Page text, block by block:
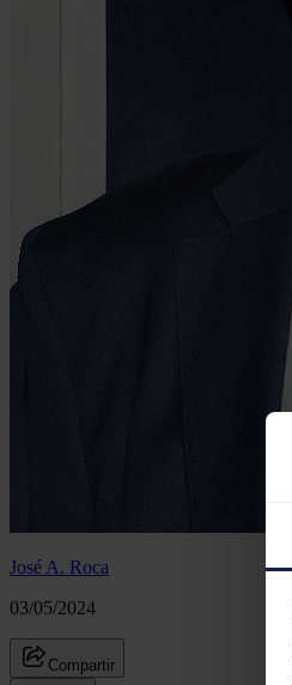
José A. Roca
03/05/2024
Compartir